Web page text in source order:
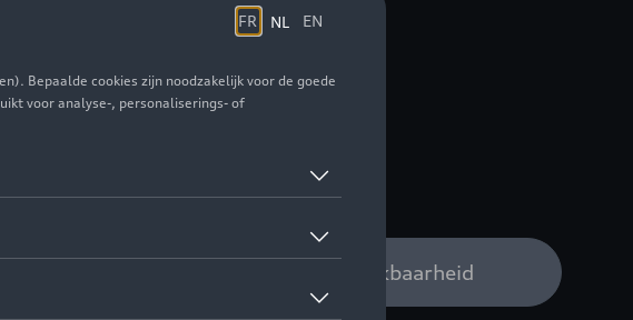
Contacteer uw Audi verdeler voor beschikbaarheid